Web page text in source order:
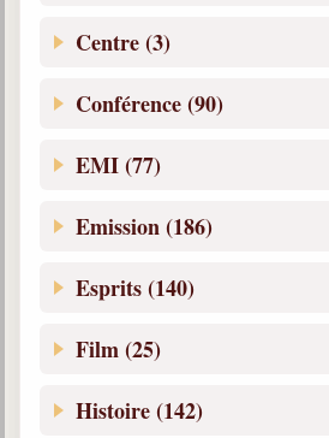
Fédérations spirites
Médias spirites
Centre (3)
Conférence (90)
EMI (77)
Emission (186)
Esprits (140)
Film (25)
Histoire (142)